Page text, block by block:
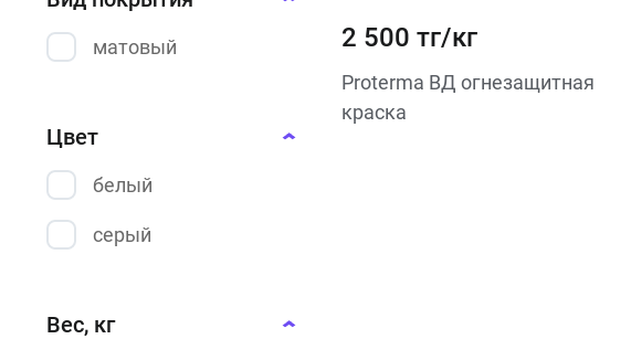
Резиновые
краски
матовый
Цвет
белый
серый
Вес, кг
2 500 тг/кг
Proterma ВД огнезащитная
краска